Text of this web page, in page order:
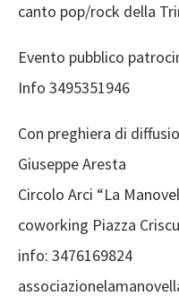
canto pop/rock della
Evento pubblico
Info 3495351946
Con preghiera di
Giuseppe Aresta
Circolo Arci “La
coworking Piazza
info: 3476169824